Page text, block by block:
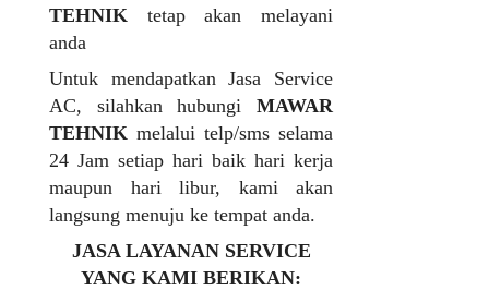
TEHNIK tetap akan melayani
anda
Untuk mendapatkan Jasa Service
AC, silahkan hubungi MAWAR
TEHNIK melalui telp/sms selama
24 Jam setiap hari baik hari kerja
maupun hari libur, kami akan
langsung menuju ke tempat anda.
JASA LAYANAN SERVICE
YANG KAMI BERIKAN: